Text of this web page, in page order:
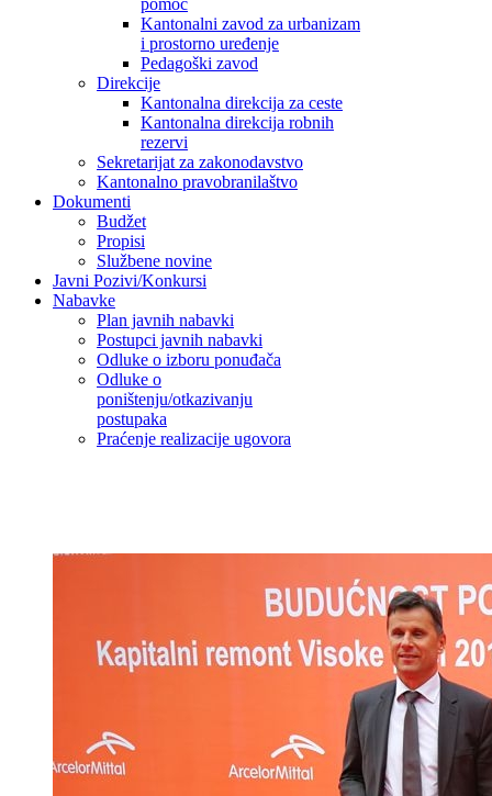
pomoć
Kantonalni zavod za urbanizam
i prostorno uređenje
Pedagoški zavod
Direkcije
Kantonalna direkcija za ceste
Kantonalna direkcija robnih
rezervi
Sekretarijat za zakonodavstvo
Kantonalno pravobranilaštvo
Dokumenti
Budžet
Propisi
Službene novine
Javni Pozivi/Konkursi
Nabavke
Plan javnih nabavki
Postupci javnih nabavki
Odluke o izboru ponuđača
Odluke o
poništenju/otkazivanju
postupaka
Praćenje realizacije ugovora